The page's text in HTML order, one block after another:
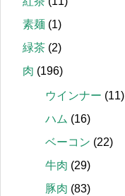
素麺 (1)
緑茶 (2)
肉 (196)
ウインナー (11)
ハム (16)
ベーコン (22)
牛肉 (29)
豚肉 (83)